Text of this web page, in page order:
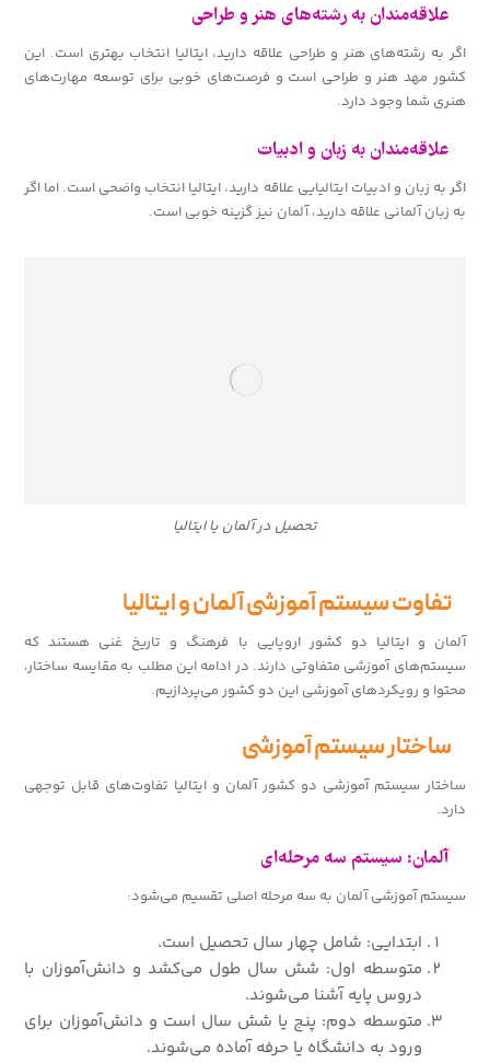
علاقه‌مندان به رشته‌های هنر و طراحی
اگر به رشته‌های هنر و طراحی علاقه دارید، ایتالیا انتخاب بهتری است. این
کشور مهد هنر و طراحی است و فرصت‌های خوبی برای توسعه مهارت‌های
هنری شما وجود دارد.
علاقه‌مندان به زبان و ادبیات
اگر به زبان و ادبیات ایتالیایی علاقه دارید، ایتالیا انتخاب واضحی است. اما اگر
به زبان آلمانی علاقه دارید، آلمان نیز گزینه خوبی است.
تحصیل در آلمان یا ایتالیا
تفاوت سیستم آموزشی آلمان و ایتالیا
آلمان و ایتالیا دو کشور اروپایی با فرهنگ و تاریخ غنی هستند که
سیستم‌های آموزشی متفاوتی دارند. در ادامه این مطلب به مقایسه ساختار،
محتوا و رویکردهای آموزشی این دو کشور می‌پردازیم.
ساختار سیستم آموزشی
ساختار سیستم آموزشی دو کشور آلمان و ایتالیا تفاوت‌های قابل توجهی
دارد.
آلمان: سیستم سه مرحله‌ای
سیستم آموزشی آلمان به سه مرحله اصلی تقسیم می‌شود:
ابتدایی: شامل چهار سال تحصیل است.
متوسطه اول: شش سال طول می‌کشد و دانش‌آموزان با
دروس پایه آشنا می‌شوند.
متوسطه دوم: پنج یا شش سال است و دانش‌آموزان برای
ورود به دانشگاه یا حرفه آماده می‌شوند.